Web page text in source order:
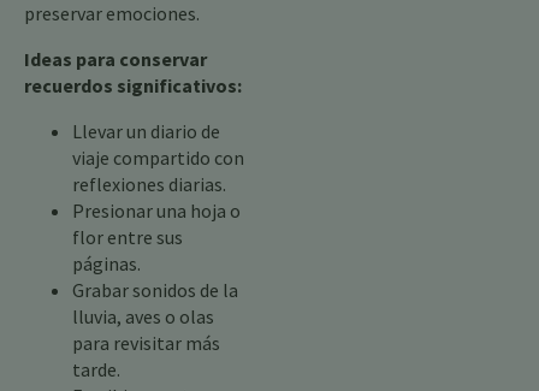
preservar emociones.
Ideas para conservar
recuerdos significativos:
Llevar un diario de
viaje compartido con
reflexiones diarias.
Presionar una hoja o
flor entre sus
páginas.
Grabar sonidos de la
lluvia, aves o olas
para revisitar más
tarde.